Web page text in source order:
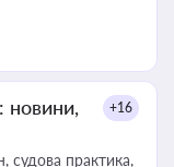
новини,
+16
судова практика,